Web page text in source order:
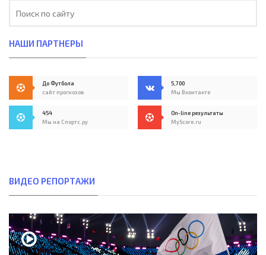
НАШИ ПАРТНЕРЫ
До Футбола
сайт прогнозов
5,700
Мы Вконтакте
454
Мы на Спортс.ру
On-line результаты
MyScore.ru
ВИДЕО РЕПОРТАЖИ